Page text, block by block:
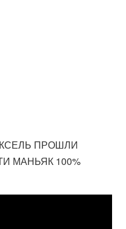
ПРОШЛИ
МАНЬЯК 100%